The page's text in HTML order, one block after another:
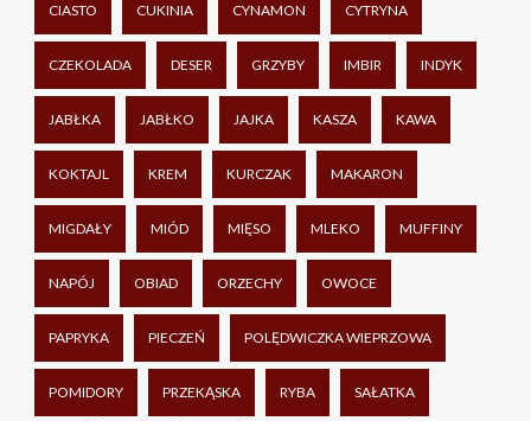
CIASTO CUKINIA CYNAMON CYTRYNA
CZEKOLADA DESER GRZYBY IMBIR INDYK
JABŁKA JABŁKO JAJKA KASZA KAWA
KOKTAJL KREM KURCZAK MAKARON
MIGDAŁY MIÓD MIĘSO MLEKO MUFFINY
NAPÓJ OBIAD ORZECHY OWOCE
PAPRYKA PIECZEŃ POLĘDWICZKA WIEPRZOWA
POMIDORY PRZEKĄSKA RYBA SAŁATKA